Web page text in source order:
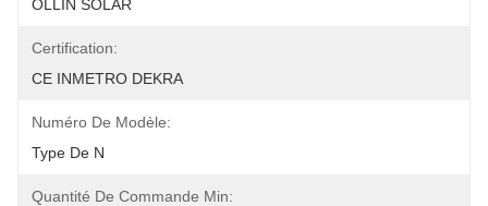
OLLIN SOLAR
Certification:
CE INMETRO DEKRA
Numéro De Modèle:
Type De N
Quantité De Commande Min: